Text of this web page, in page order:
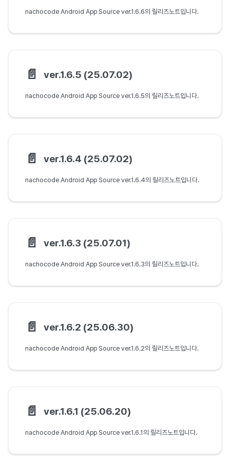
nachocode Android App Source ver.1.6.6의 릴리즈노트입니다.
📄️ ver.1.6.5 (25.07.02)
nachocode Android App Source ver.1.6.5의 릴리즈노트입니다.
📄️ ver.1.6.4 (25.07.02)
nachocode Android App Source ver.1.6.4의 릴리즈노트입니다.
📄️ ver.1.6.3 (25.07.01)
nachocode Android App Source ver.1.6.3의 릴리즈노트입니다.
📄️ ver.1.6.2 (25.06.30)
nachocode Android App Source ver.1.6.2의 릴리즈노트입니다.
📄️ ver.1.6.1 (25.06.20)
nachocode Android App Source ver.1.6.1의 릴리즈노트입니다.